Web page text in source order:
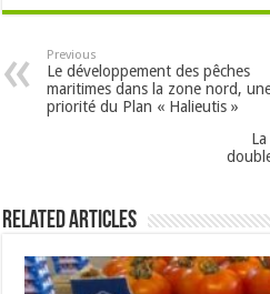
Previous
Le développement des pêches
maritimes dans la zone nord,
priorité du Plan « Halieutis »
Related Articles